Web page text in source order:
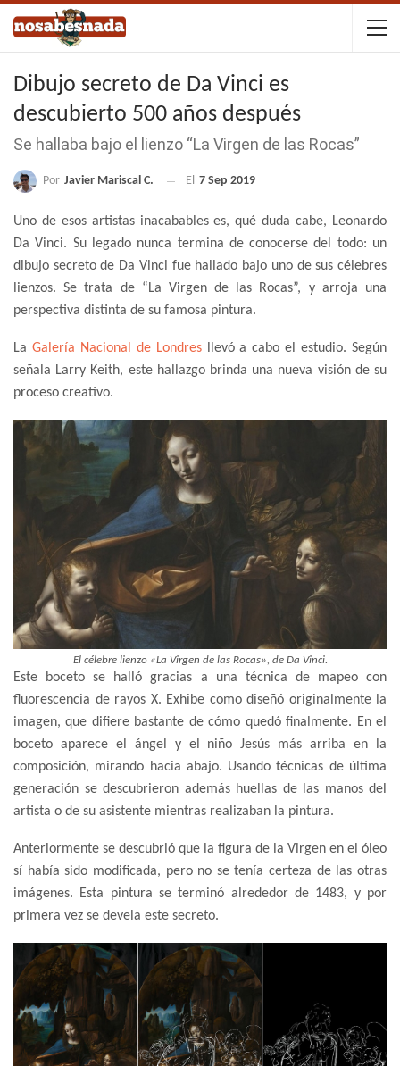
Dibujo secreto de Da Vinci es
descubierto 500 años después
Se hallaba bajo el lienzo “La Virgen de las Rocas”
Por Javier Mariscal C. El 7 Sep 2019
Uno de esos artistas inacabables es, qué duda cabe, Leonardo
Da Vinci. Su legado nunca termina de conocerse del todo: un
dibujo secreto de Da Vinci fue hallado bajo uno de sus célebres
lienzos. Se trata de “La Virgen de las Rocas”, y arroja una
perspectiva distinta de su famosa pintura.
La Galería Nacional de Londresllevó a cabo el estudio. Según
señala Larry Keith, este hallazgo brinda una nueva visión de su
proceso creativo.
El célebre lienzo «La Virgen de las Rocas», de Da Vinci.
Este boceto se halló gracias a una técnica de mapeo con
fluorescencia de rayos X. Exhibe como diseñó originalmente la
imagen, que difiere bastante de cómo quedó finalmente. En el
boceto aparece el ángel y el niño Jesús más arriba en la
composición, mirando hacia abajo. Usando técnicas de última
generación se descubrieron además huellas de las manos del
artista o de su asistente mientras realizaban la pintura.
Anteriormente se descubrió que la figura de la Virgen en el óleo
sí había sido modificada, pero no se tenía certeza de las otras
imágenes. Esta pintura se terminó alrededor de 1483, y por
primera vez se devela este secreto.